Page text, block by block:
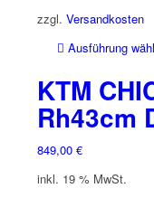
zzgl. Versandkosten
Ausführung
KTM
Rh43cm
849,00 €
inkl. 19 % MwSt.